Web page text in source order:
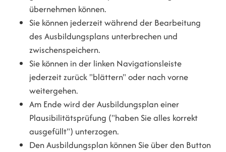
übernehmen können.
Sie können jederzeit während der Bearbeitung
des Ausbildungsplans unterbrechen und
zwischenspeichern.
Sie können in der linken Navigationsleiste
jederzeit zurück "blättern" oder nach vorne
weitergehen.
Am Ende wird der Ausbildungsplan einer
Plausibilitätsprüfung ("haben Sie alles korrekt
ausgefüllt") unterzogen.
Den Ausbildungsplan können Sie über den Button